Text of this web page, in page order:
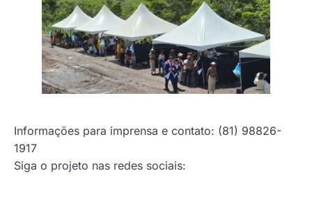
Informações para imprensa e contato: (81) 98826-
1917
Siga o projeto nas redes sociais: